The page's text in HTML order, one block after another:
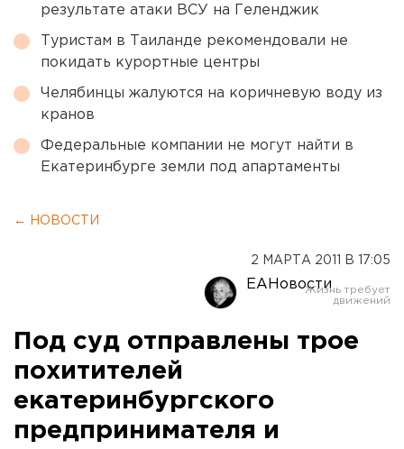
результате атаки ВСУ на Геленджик
Туристам в Таиланде рекомендовали не
покидать курортные центры
Челябинцы жалуются на коричневую воду из
кранов
Федеральные компании не могут найти в
Екатеринбурге земли под апартаменты
← НОВОСТИ
2 МАРТА 2011 В 17:05
ЕАНовости
Под суд отправлены трое
похитителей
екатеринбургского
предпринимателя и